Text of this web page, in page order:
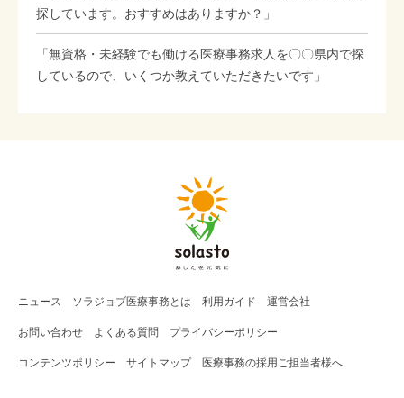
探しています。おすすめはありますか？」
「無資格・未経験でも働ける医療事務求人を〇〇県内で探
しているので、いくつか教えていただきたいです」
ニュース ソラジョブ医療事務 とは 利用ガイド 運営会社
お問い合わせ よくある質問 プライバシーポリシー
コンテンツポリシー サイトマップ 医療事務の採用ご担当者様へ